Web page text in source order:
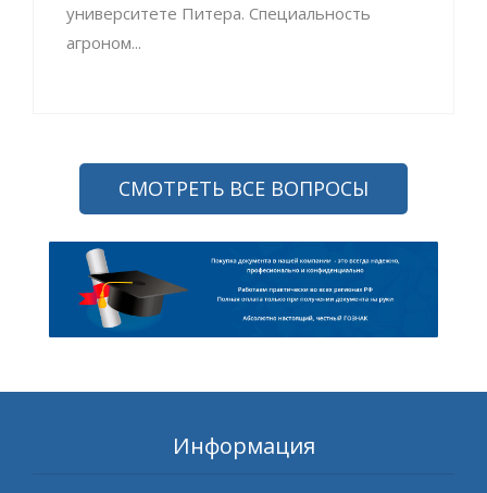
университете Питера. Специальность
агроном...
СМОТРЕТЬ ВСЕ ВОПРОСЫ
Информация